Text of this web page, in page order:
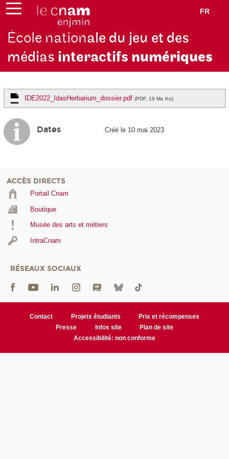
FR
École nationale du jeu et des
médias interactifs numériques
IDE2022_IdasHerbarium_dossier.pdf (PDF, 19 Mo Ko)
Dates Créé le 10 mai 2023
ACCÈS DIRECTS
Portail Cnam
Boutique
Musée des arts et métiers
IntraCnam
RÉSEAUX SOCIAUX
Contact Projets étudiants
Prix et récompenses
Presse
Infos site
Plan de site
Accessibilité: non conforme